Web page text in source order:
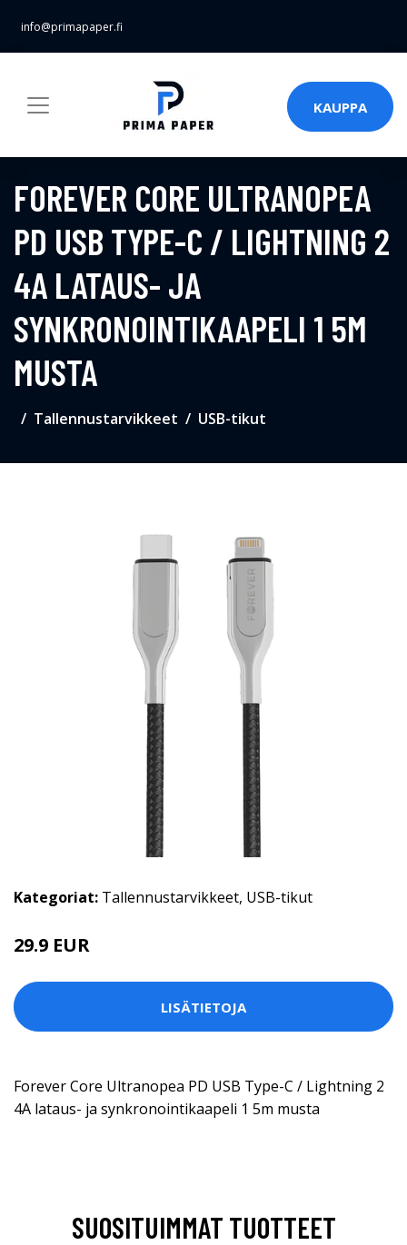
info@primapaper.fi
KAUPPA
FOREVER CORE ULTRANOPEA
PD USB TYPE-C / LIGHTNING 2
4A LATAUS- JA
SYNKRONOINTIKAAPELI 1 5M
MUSTA
Tallennustarvikkeet USB-tikut
Kategoriat: Tallennustarvikkeet, USB-tikut
29.9 EUR
LISÄTIETOJA
Forever Core Ultranopea PD USB Type-C / Lightning 2
4A lataus- ja synkronointikaapeli 1 5m musta
SUOSITUIMMAT TUOTTEET